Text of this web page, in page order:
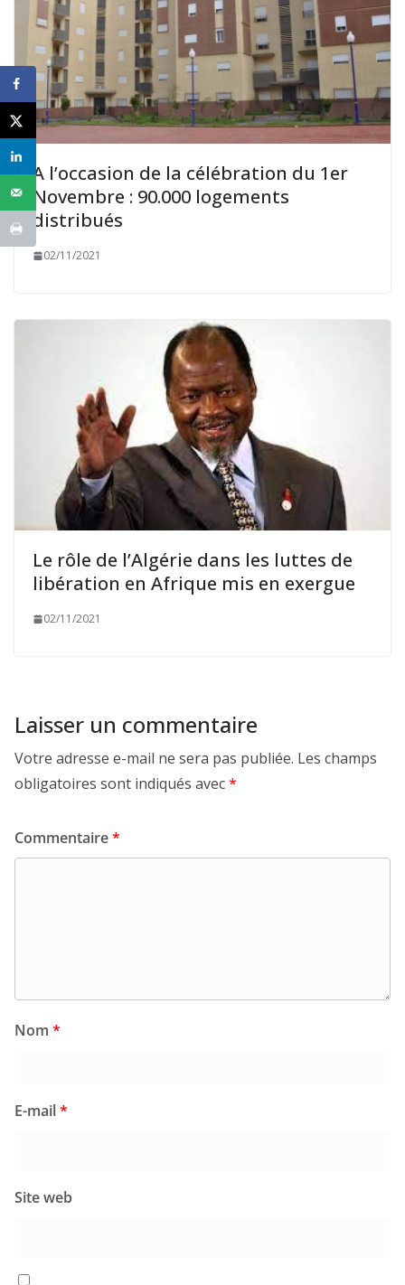
A l’occasion de la célébration du 1er
Novembre : 90.000 logements
distribués
02/11/2021
Le rôle de l’Algérie dans les luttes de
libération en Afrique mis en exergue
02/11/2021
Laisser un commentaire
Votre adresse e-mail ne sera pas publiée. Les champs
obligatoires sont indiqués avec*
Commentaire*
Nom *
E-mail*
Site web